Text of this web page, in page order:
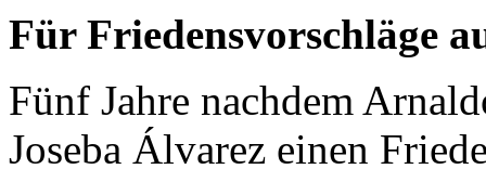
Für Friedensvorschläge
Fünf Jahre nachdem
Joseba Álvarez einen